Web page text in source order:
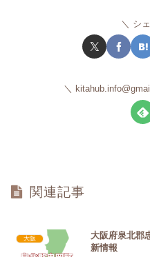
シ
関連記事
大阪
大阪府泉北郡
新情報